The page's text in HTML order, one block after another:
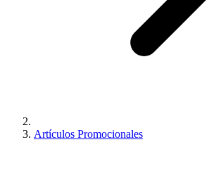
Artículos Promocionales